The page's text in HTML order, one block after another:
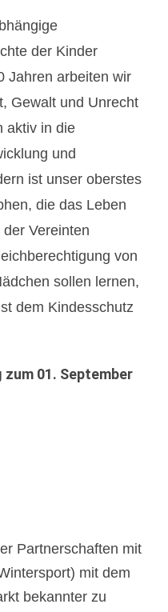
der Kinder
Jahren arbeiten wir
Gewalt und Unrecht
aktiv in die
und
ist unser oberstes
die das Leben
Vereinten
von
sollen lernen,
dem Kindesschutz
01. September
Partnerschaften mit
mit dem
bekannter zu